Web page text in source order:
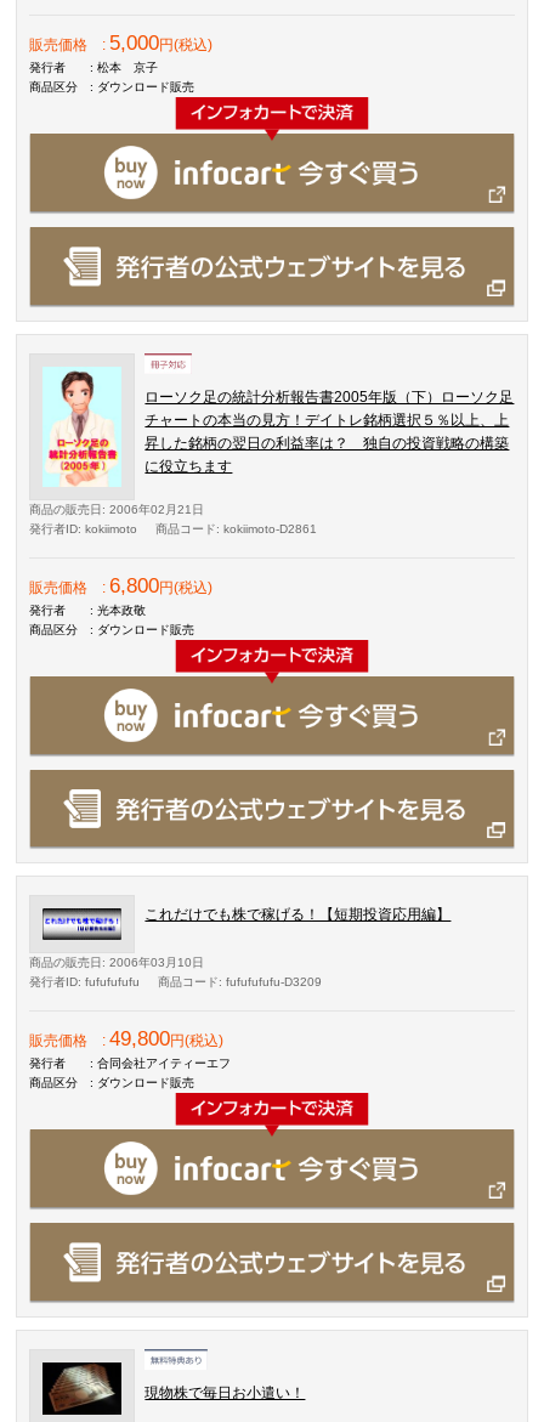
販売価格 : 5,000円(税込)
発行者
: 松本 京子
商品区分
: ダウンロード販売
ローソク足の統計分析報告書2005年版（下）ローソク足
チャートの本当の見方！デイトレ銘柄選択５％以上、上
昇した銘柄の翌日の利益率は？ 独自の投資戦略の構築
に役立ちます
商品の販売日 : 2006年02月21日
発行者ID: kokiimoto 商品コード: kokiimoto-D2861
販売価格 :6,800円(税込)
発行者
: 光本政敬
商品区分
: ダウンロード販売
これだけでも株で稼げる！【短期投資応用編】
商品の販売日 : 2006年03月10日
発行者ID: fufufufufu 商品コード: fufufufufu-D3209
販売価格 :49,800円(税込)
発行者
: 合同会社アイティーエフ
商品区分
: ダウンロード販売
現物株で毎日お小遣い！